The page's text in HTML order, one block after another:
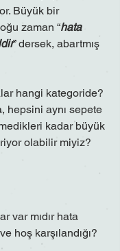
Büyük bir
zaman “hata
” dersek, abartmış
hangi kategoride?
hepsini aynı sepete
kadar büyük
olabilir miyiz?
var mıdır hata
hoş karşılandığı?